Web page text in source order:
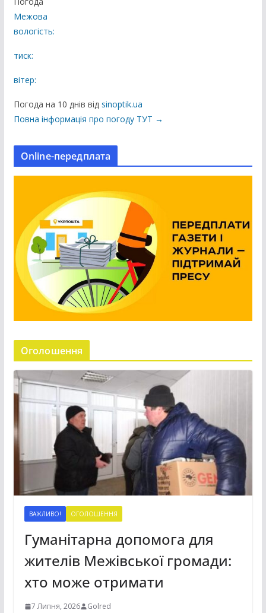
б
л
і
к
ц
Межова
вологість:
тиск:
вітер:
Погода на 10 днів від sinoptik.ua
Повна інформація про погоду ТУТ →
Online-передплата
Оголошення
ВАЖЛИВО! ОГОЛОШЕННЯ
Гуманітарна допомога для
жителів Межівської громади:
хто може отримати
7 Липня, 2026 Golred